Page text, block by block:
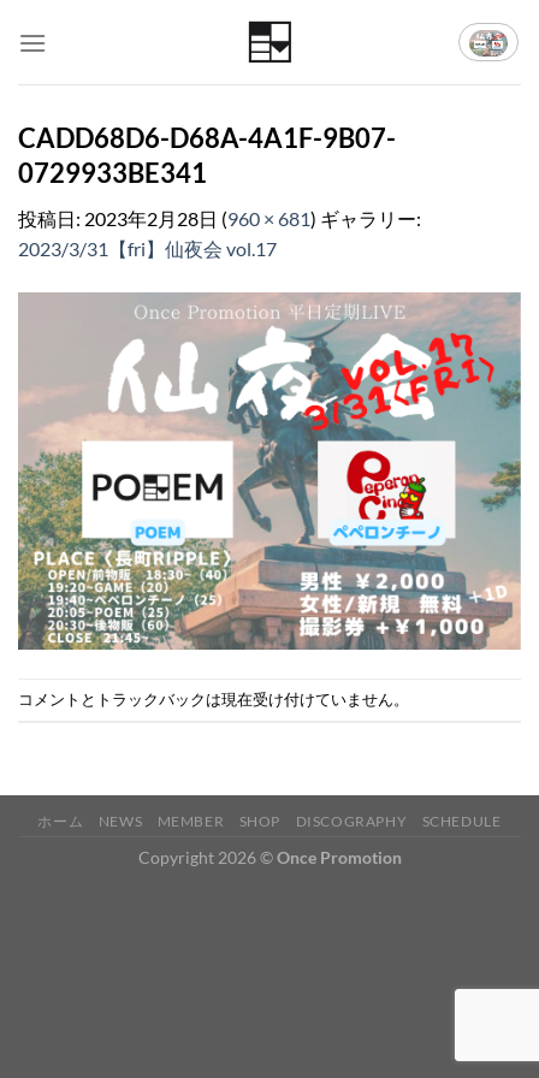
CADD68D6-D68A-4A1F-9B07-
0729933BE341
投稿日: 2023年2月28日 (960 × 681) ギャラリー:
2023/3/31【fri】仙夜会 vol.17
コメントとトラックバックは現在受け付けていません。
ホーム NEWS MEMBER SHOP DISCOGRAPHY SCHEDULE
Copyright 2026 ©Once Promotion